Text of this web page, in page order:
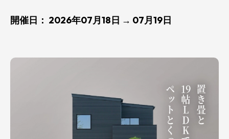
開催日： 2026年07月18日 → 07月19日